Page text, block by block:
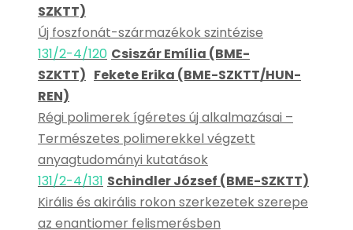
SZKTT)
Új foszfonát-származékok szintézise
131/2-4/120 Csiszár Emília (BME-
SZKTT) Fekete Erika (BME-SZKTT/HUN-
REN)
Régi polimerek ígéretes új alkalmazásai –
Természetes polimerekkel végzett
anyagtudományi kutatások
131/2-4/131 Schindler József (BME-SZKTT)
Királis és akirális rokon szerkezetek szerepe
az enantiomer felismerésben